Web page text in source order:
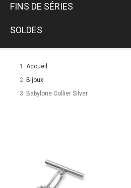
FINS DE SÉRIES
SOLDES
Accueil
Bijoux
Babylone Collier Silver